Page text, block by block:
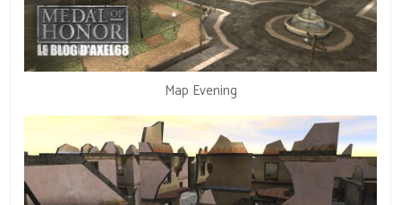
Map Evening